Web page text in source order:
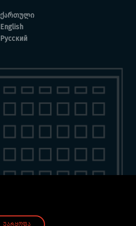
ქართული
English
Русский
ᲣᲐᲠᲧᲝᲤᲐ